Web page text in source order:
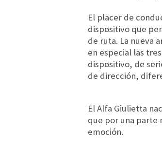
El placer de
dispositivo que
de ruta. La nueva
en especial las
dispositivo, de
de dirección,
El Alfa Giulietta
que por una parte
emoción.